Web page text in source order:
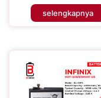
selengkapnya